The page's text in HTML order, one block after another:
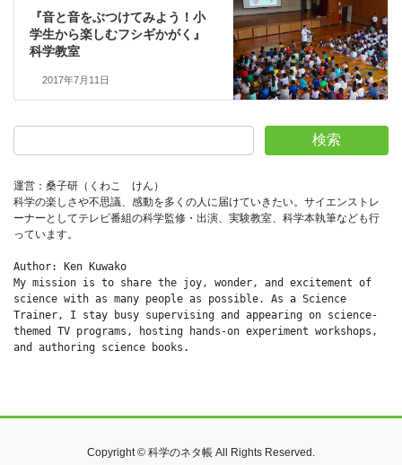
『音と音をぶつけてみよう！小
学生から楽しむフシギかがく』
科学教室
2017年7月11日
検索
運営：桑子研（くわこ　けん）
科学の楽しさや不思議、感動を多くの人に届けていきたい。サイエンストレ
ーナーとしてテレビ番組の科学監修・出演、実験教室、科学本執筆なども行
っています。
Author: Ken Kuwako
My mission is to share the joy, wonder, and excitement of
science with as many people as possible. As a Science
Trainer, I stay busy supervising and appearing on science-
themed TV programs, hosting hands-on experiment workshops,
and authoring science books.
Copyright © 科学のネタ帳 All Rights Reserved.